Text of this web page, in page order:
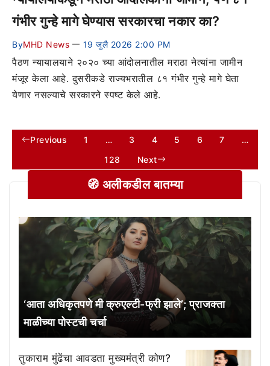
गंभीर गुन्हे मागे घेण्यास सरकारचा नकार का?
ByMHD News — 19 जुलै 2026 2:00 PM
पैठण न्यायालयाने २०२० च्या आंदोलनातील मराठा नेत्यांना जामीन
मंजूर केला आहे. दुसरीकडे राज्यभरातील ८१ गंभीर गुन्हे मागे घेता
येणार नसल्याचे सरकारने स्पष्ट केले आहे.
Previous 1 … 3 4 5 6 7
…
128
Next
🧭 अलीकडील बातम्या
‘आता अधिकृतपणे मी क्रुएल्टी-फ्री झाले’; प्राजक्ता
माळीच्या पोस्टची चर्चा
तुकाराम मुंढेंचा आवडता मुख्यमंत्री कोण?